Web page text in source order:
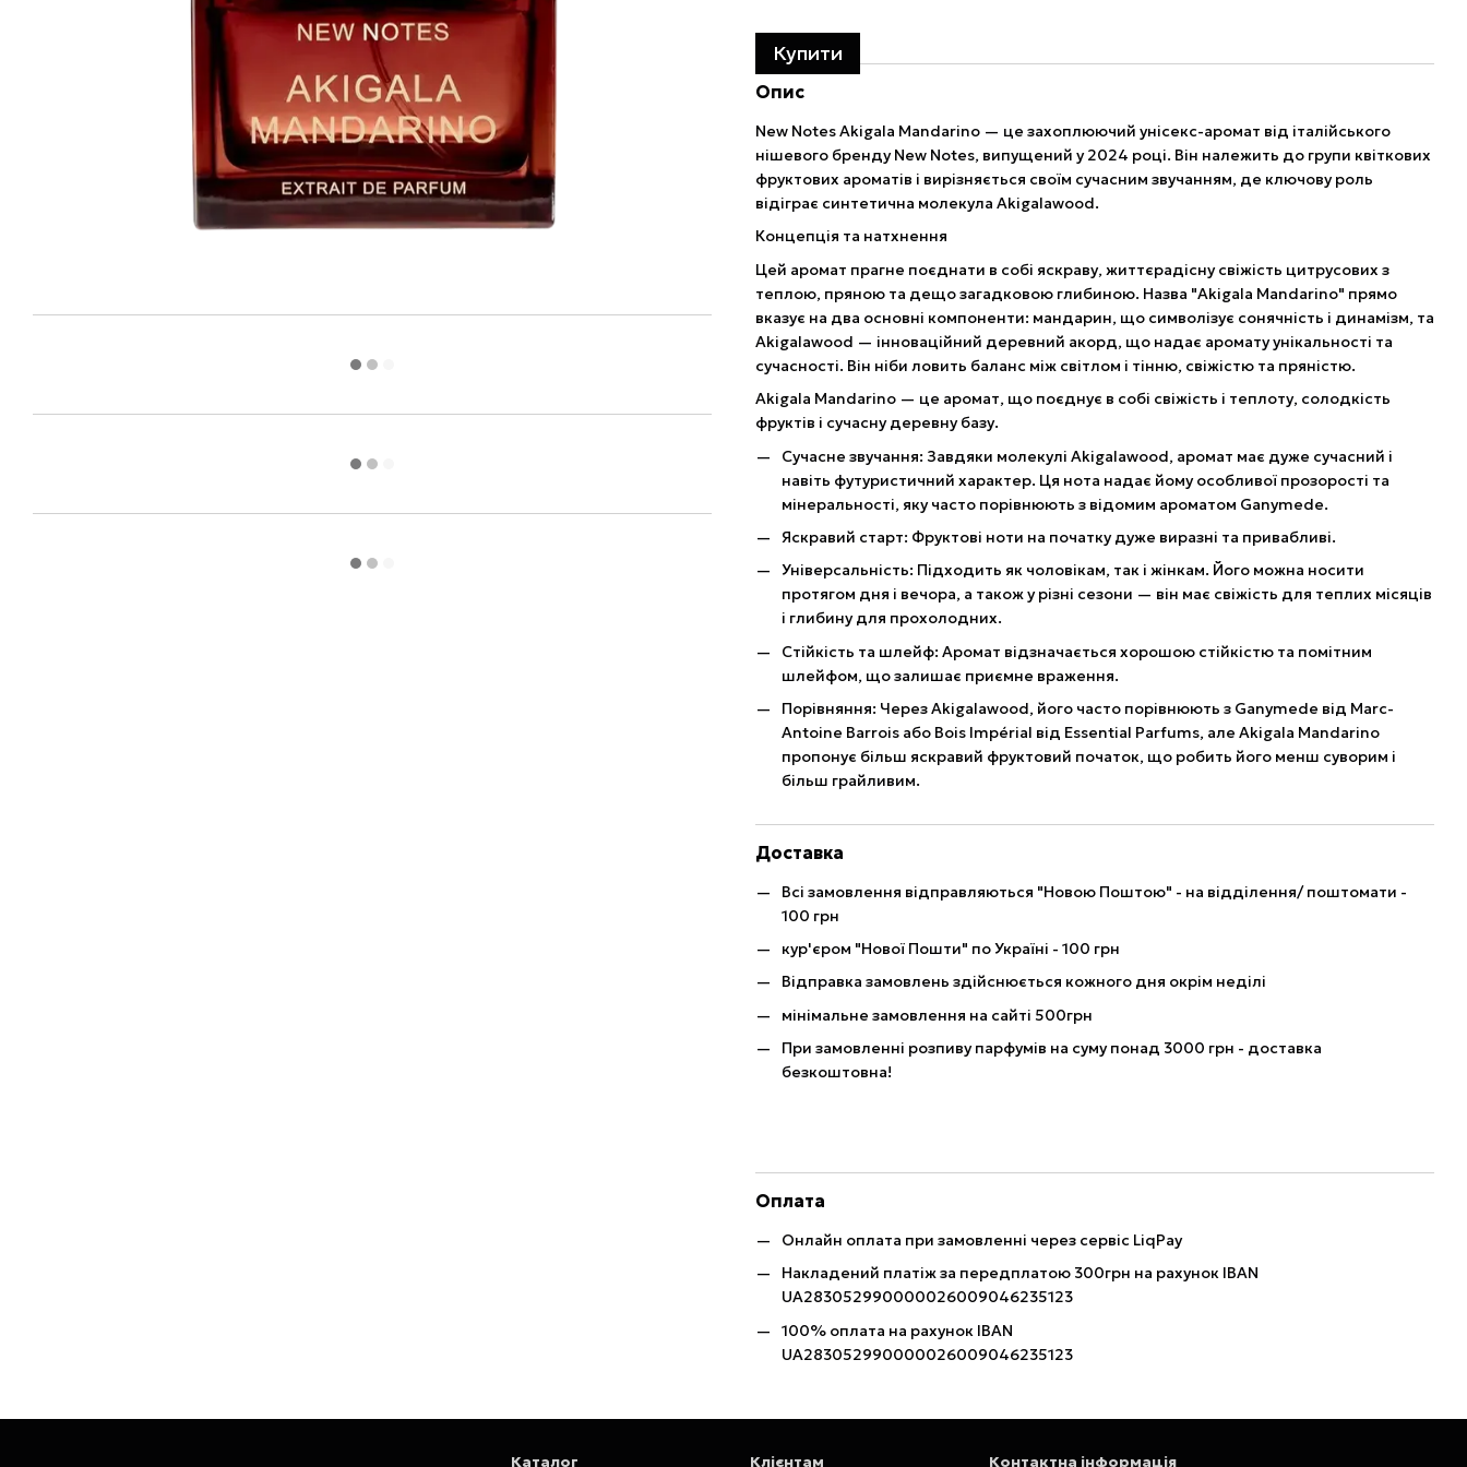
Купити
Опис
New Notes Akigala Mandarino — це захоплюючий унісекс-аромат від італійського
нішевого бренду New Notes, випущений у 2024 році. Він належить до групи квіткових
фруктових ароматів і вирізняється своїм сучасним звучанням, де ключову роль
відіграє синтетична молекула Akigalawood.
Концепція та натхнення
Цей аромат прагне поєднати в собі яскраву, життєрадісну свіжість цитрусових з
теплою, пряною та дещо загадковою глибиною. Назва "Akigala Mandarino" прямо
вказує на два основні компоненти: мандарин, що символізує сонячність і динамізм, та
Akigalawood — інноваційний деревний акорд, що надає аромату унікальності та
сучасності. Він ніби ловить баланс між світлом і тінню, свіжістю та пряністю.
Akigala Mandarino — це аромат, що поєднує в собі свіжість і теплоту, солодкість
фруктів і сучасну деревну базу.
Сучасне звучання: Завдяки молекулі Akigalawood, аромат має дуже сучасний і
навіть футуристичний характер. Ця нота надає йому особливої прозорості та
мінеральності, яку часто порівнюють з відомим ароматом Ganymede.
Яскравий старт: Фруктові ноти на початку дуже виразні та привабливі.
Універсальність: Підходить як чоловікам, так і жінкам. Його можна носити
протягом дня і вечора, а також у різні сезони — він має свіжість для теплих місяців
і глибину для прохолодних.
Стійкість та шлейф: Аромат відзначається хорошою стійкістю та помітним
шлейфом, що залишає приємне враження.
Порівняння: Через Akigalawood, його часто порівнюють з Ganymede від Marc-
Antoine Barrois або Bois Impérial від Essential Parfums, але Akigala Mandarino
пропонує більш яскравий фруктовий початок, що робить його менш суворим і
більш грайливим.
Доставка
Всі замовлення відправляються "Новою Поштою" - на відділення/ поштомати -
100 грн
кур'єром "Нової Пошти" по Україні - 100 грн
Відправка замовлень здійснюється кожного дня окрім неділі
мінімальне замовлення на сайті 500грн
При замовленні розпиву парфумів на суму понад 3000 грн - доставка
безкоштовна!
Оплата
Онлайн оплата при замовленні через сервіс LiqPay
Накладений платіж за передплатою 300грн на рахунок IBAN
UA283052990000026009046235123
100% оплата на рахунок IBAN
UA283052990000026009046235123
Каталог Клієнтам Контактна інформація